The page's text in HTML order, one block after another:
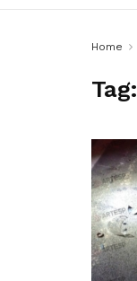
Home
Tag: